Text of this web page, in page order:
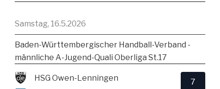
Samstag, 16.5.2026
Baden-Württembergischer Handball-Verband -
männliche A-Jugend-Quali Oberliga St.17
HSG Owen-Lenningen
7